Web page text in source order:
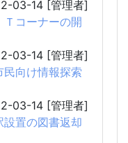
03-14 [管理者]
コーナーの開
03-14 [管理者]
向け情報探索
03-14 [管理者]
置の図書返却